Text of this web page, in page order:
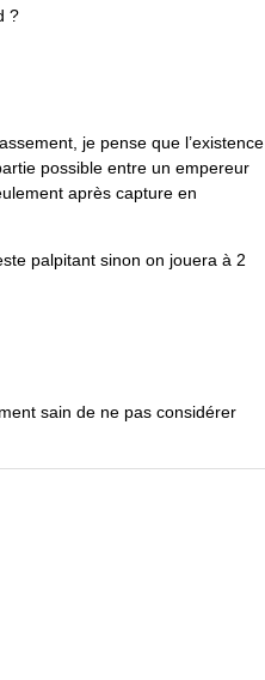
?
je pense que l’existence
possible entre un empereur
après capture en
palpitant sinon on jouera à 2
sain de ne pas considérer